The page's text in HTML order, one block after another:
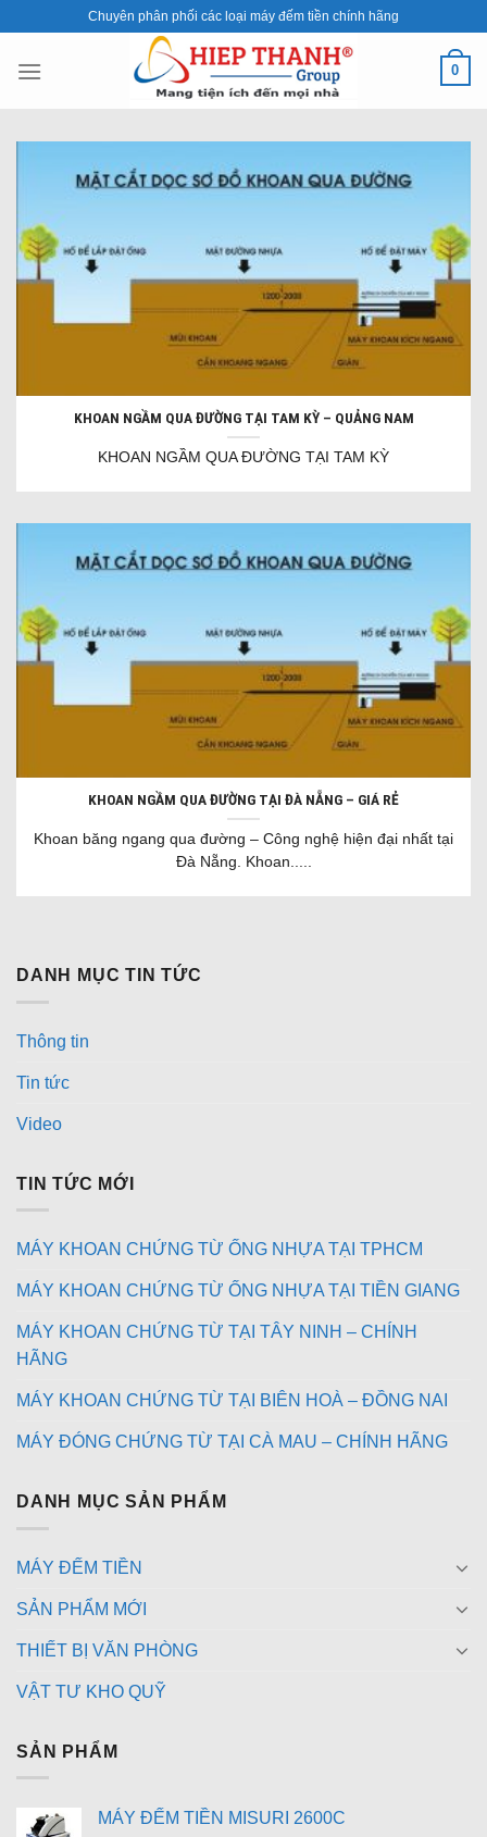
content
Chuyên phân phối các loại máy đếm tiền chính hãng
0
KHOAN NGẦM QUA ĐƯỜNG TẠI TAM KỲ – QUẢNG NAM
KHOAN NGẦM QUA ĐƯỜNG TẠI TAM KỲ
KHOAN NGẦM QUA ĐƯỜNG TẠI ĐÀ NẴNG – GIÁ RẺ
Khoan băng ngang qua đường – Công nghệ hiện đại nhất tại
Đà Nẵng. Khoan.....
DANH MỤC TIN TỨC
Thông tin
Tin tức
Video
TIN TỨC MỚI
MÁY KHOAN CHỨNG TỪ ỐNG NHỰA TẠI TPHCM
MÁY KHOAN CHỨNG TỪ ỐNG NHỰA TẠI TIỀN GIANG
MÁY KHOAN CHỨNG TỪ TẠI TÂY NINH – CHÍNH
HÃNG
MÁY KHOAN CHỨNG TỪ TẠI BIÊN HOÀ – ĐỒNG NAI
MÁY ĐÓNG CHỨNG TỪ TẠI CÀ MAU – CHÍNH HÃNG
DANH MỤC SẢN PHẨM
MÁY ĐẾM TIỀN
SẢN PHẨM MỚI
THIẾT BỊ VĂN PHÒNG
VẬT TƯ KHO QUỸ
SẢN PHẨM
MÁY ĐẾM TIỀN MISURI 2600C